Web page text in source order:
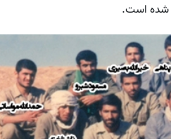
برخورد تاریخی موشک
۹ با ماه + فیلم